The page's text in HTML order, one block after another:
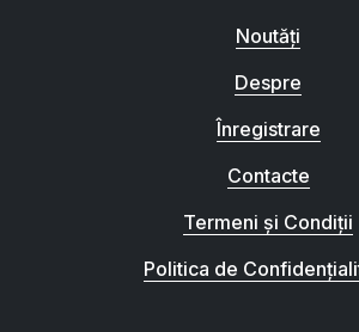
Noutăți
Despre
Înregistrare
Contacte
Termeni și Condiții
Politica de